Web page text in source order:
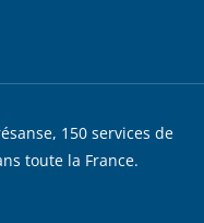
150 services de
toute la France.